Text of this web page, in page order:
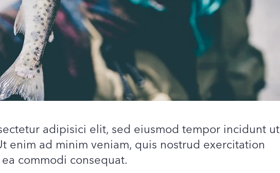
adipisici elit, sed eiusmod tempor incidunt ut
enim ad minim veniam, quis nostrud exercitation
commodi consequat.